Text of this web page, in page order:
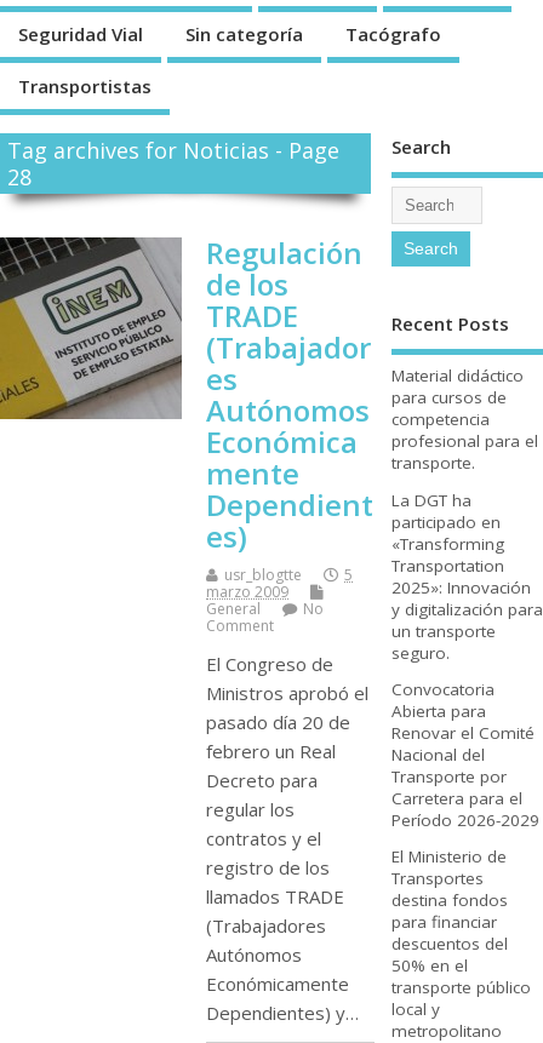
Seguridad Vial Sin categorí­a Tacógrafo
Transportistas
Tag archives for Noticias - Page
28
Regulación
de los
TRADE
(Trabajador
es
Autónomos
Económica
mente
Dependient
es)
usr_blogtte
5
marzo 2009
General
No
Comment
El Congreso de
Ministros aprobó el
pasado dí­a 20 de
febrero un Real
Decreto para
regular los
contratos y el
registro de los
llamados TRADE
(Trabajadores
Autónomos
Económicamente
Dependientes) y…
Search
Recent Posts
Material didáctico
para cursos de
competencia
profesional para el
transporte.
La DGT ha
participado en
«Transforming
Transportation
2025»: Innovación
y digitalización para
un transporte
seguro.
Convocatoria
Abierta para
Renovar el Comité
Nacional del
Transporte por
Carretera para el
Período 2026-2029
El Ministerio de
Transportes
destina fondos
para financiar
descuentos del
50% en el
transporte público
local y
metropolitano